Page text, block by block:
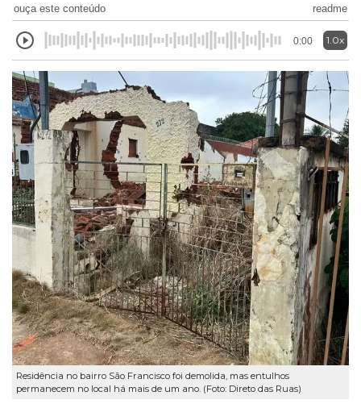
ouça este conteúdo readme
0:00 1.0x
Residência no bairro São Francisco foi demolida, mas entulhos
permanecem no local há mais de um ano. (Foto: Direto das Ruas)